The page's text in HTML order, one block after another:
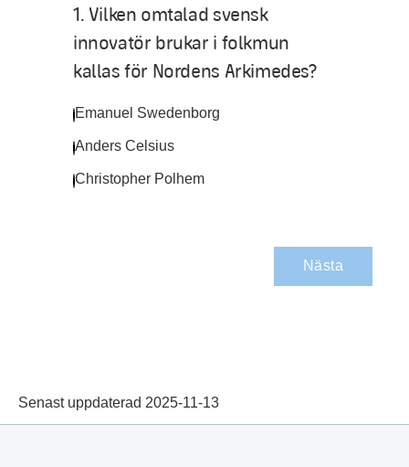
1. Vilken omtalad svensk
innovatör brukar i folkmun
kallas för Nordens Arkimedes?
Emanuel Swedenborg
Anders Celsius
Christopher Polhem
Nästa
Senast uppdaterad 2025-11-13